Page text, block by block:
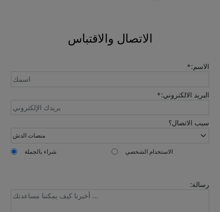
Send
الاتصال والاقتباس
الاسم:*
البريد الالكتروني:*
سبب الاتصال؟
شراء بالجملة الاستخدام الشخصي
رسالة: